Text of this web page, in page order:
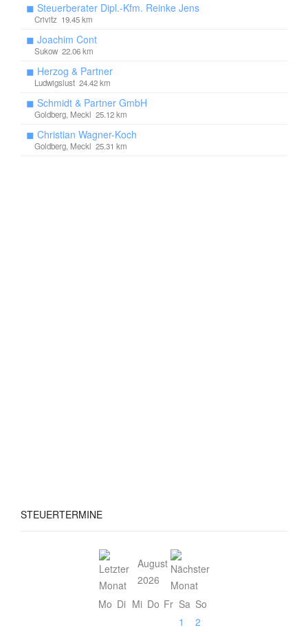
◼ Steuerberater Dipl.-Kfm. Reinke Jens
Crivitz 19.45 km
◼ Joachim Cont
Sukow 22.06 km
◼ Herzog & Partner
Ludwigslust 24.42 km
◼ Schmidt & Partner GmbH
Goldberg, Meckl 25.12 km
◼ Christian Wagner-Koch
Goldberg, Meckl 25.31 km
STEUERTERMINE
August
2026
Mo Di Mi Do Fr Sa So
1
2